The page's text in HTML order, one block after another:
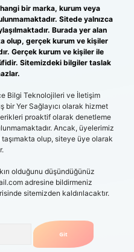
bir marka, kurum veya
Sitede yalnızca
Burada yer alan
olup, gerçek kurum ve kişiler
Gerçek kurum ve kişiler ile
Sitemizdeki bilgiler taslak
Bilgi Teknolojileri ve İletişim
bir Yer Sağlayıcı olarak hizmet
proaktif olarak denetleme
Ancak, üyelerimiz
olup, siteye üye olarak
olduğunu düşündüğünüz
adresine bildirmeniz
sitemizden kaldırılacaktır.